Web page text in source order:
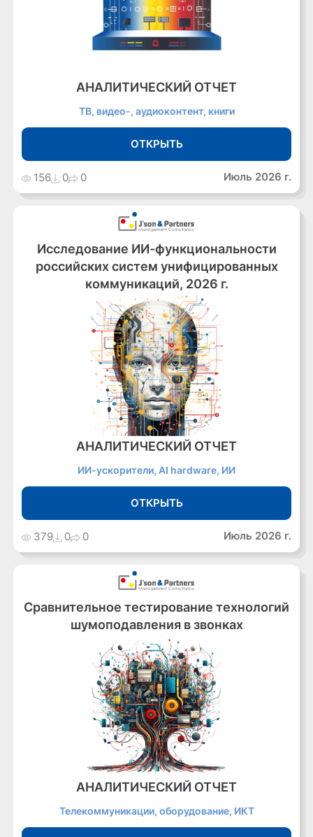
АНАЛИТИЧЕСКИЙ ОТЧЕТ
ТВ, видео-, аудиоконтент, книги
ОТКРЫТЬ
156 0 0 Июль 2026 г.
Исследование ИИ-функциональности
российских систем унифицированных
коммуникаций, 2026 г.
АНАЛИТИЧЕСКИЙ ОТЧЕТ
ИИ-ускорители, AI hardware, ИИ
ОТКРЫТЬ
379 0 0 Июль 2026 г.
Сравнительное тестирование технологий
шумоподавления в звонках
АНАЛИТИЧЕСКИЙ ОТЧЕТ
Телекоммуникации, оборудование, ИКТ